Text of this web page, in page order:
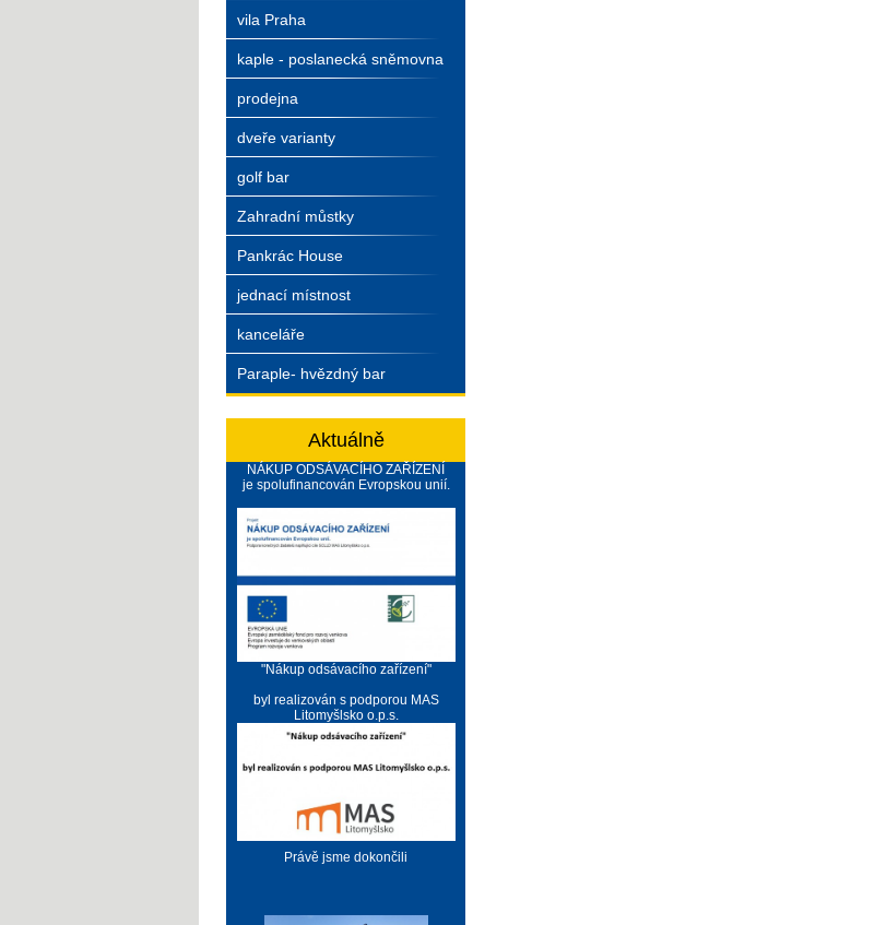
vila Praha
kaple - poslanecká sněmovna
prodejna
dveře varianty
golf bar
Zahradní můstky
Pankrác House
jednací místnost
kanceláře
Paraple- hvězdný bar
Aktuálně
NÁKUP ODSÁVACÍHO ZAŘÍZENÍ
je spolufinancován Evropskou unií.
"Nákup odsávacího zařízení"
byl realizován s podporou MAS
Litomyšlsko o.p.s.
Právě jsme dokončili